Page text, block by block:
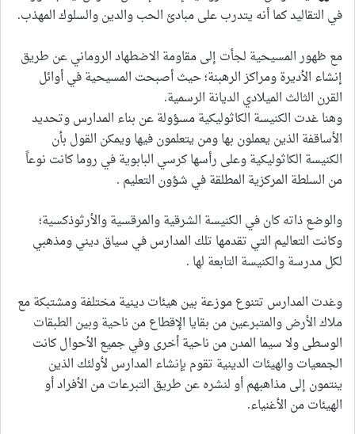
في التقاليد كما أنه يتدرب على مبادئ الحب والدين والسلوك المهذب.
مع ظهور المسيحية لجأت إلى مقاومة الاضطهاد الروماني عن طريق
إنشاء الأديرة ومراكز الرهبنة؛ حيث أصبحت المسيحية في أوائل
القرن الثالث الميلادي الديانة الرسمية.
وهنا غدت الكنيسة الكاثوليكية مسؤولة عن بناء المدارس وتحديد
الأساقفة الذين يعملون بها ومن يتعلمون فيها ويمكن القول بأن
الكنيسة الكاثوليكية وعلى رأسها كرسي البابوية في روما كانت نوعاً
من السلطة المركزية المطلقة في شؤون التعليم .
والوضع ذاته كان في الكنيسة الشرقية والمرقسية والأرثوذكسية؛
وكانت التعاليم التي تقدمها تلك المدارس في سياق ديني ومذهبي
لكل مدرسة والكنيسة التابعة لها .
وغدت المدارس تتنوع موزعة بين هيئات دينية مختلفة ومشتبكة مع
ملاك الأرض والمتبرعين من بقايا الإقطاع من ناحية وبين الطبقات
الوسطى ولا سيما المدن من ناحية أخرى وفي جميع الأحوال كانت
الجمعيات والهيئات الدينية تقوم بإنشاء المدارس لأولئك الذين
ينتمون إلى مذاهبهم أو لنشره عن طريق التبرعات من الأفراد أو
الهيئات من الأغنياء.